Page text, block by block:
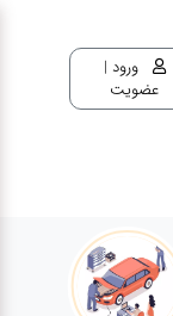
ورود |
عضویت